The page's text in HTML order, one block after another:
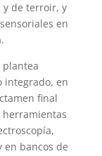
y de terroir, y
en
plantea
integrado, en
final
herramientas
bancos de